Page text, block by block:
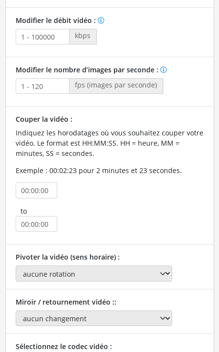
Modifier le débit vidéo :
kbps
Modifier le nombre d’images par seconde :
fps (images par seconde)
Couper la vidéo :
Indiquez les horodatages où vous souhaitez couper votre
vidéo. Le format est HH:MM:SS. HH = heure, MM =
minutes, SS = secondes.
Exemple : 00:02:23 pour 2 minutes et 23 secondes.
to
Pivoter la vidéo (sens horaire) :
Miroir / retournement vidéo ::
Sélectionnez le codec vidéo :